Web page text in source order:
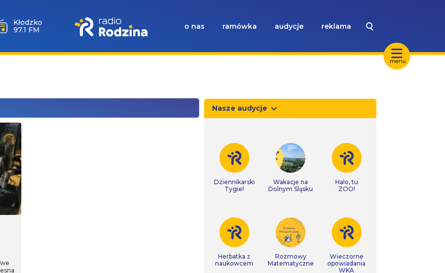
menu
Wołów
99.6 FM
o nas ramówka audycje reklama
Nasze audycje
Dziennikarski
Tygiel
Wakacje na
Dolnym Śląsku
Halo, tu
ZOO!
Herbatka z
naukowcem
Rozmowy
Matematyczne
Wieczorne
opowiadania
WKA